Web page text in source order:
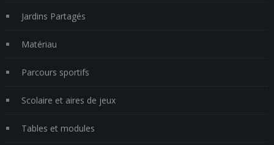
Jardins Partagés
Matériau
Parcours sportifs
Scolaire et aires de jeux
Tables et modules